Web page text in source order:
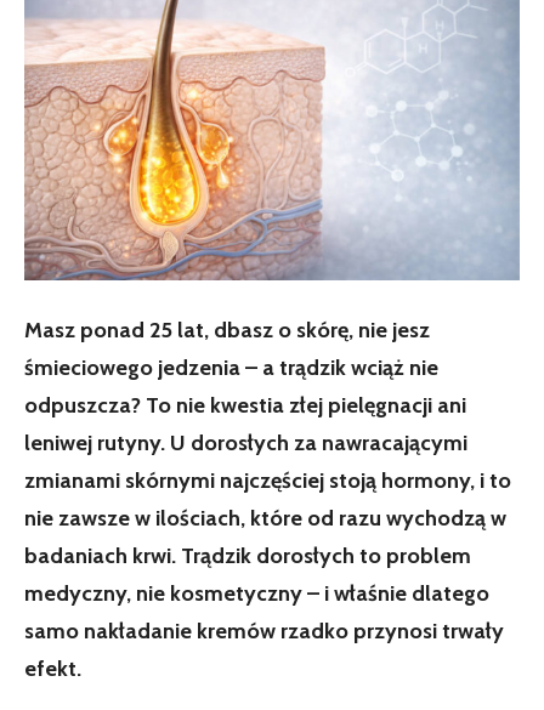
Masz ponad 25 lat, dbasz o skórę, nie jesz
śmieciowego jedzenia – a trądzik wciąż nie
odpuszcza? To nie kwestia złej pielęgnacji ani
leniwej rutyny. U dorosłych za nawracającymi
zmianami skórnymi najczęściej stoją hormony, i to
nie zawsze w ilościach, które od razu wychodzą w
badaniach krwi. Trądzik dorosłych to problem
medyczny, nie kosmetyczny – i właśnie dlatego
samo nakładanie kremów rzadko przynosi trwały
efekt.